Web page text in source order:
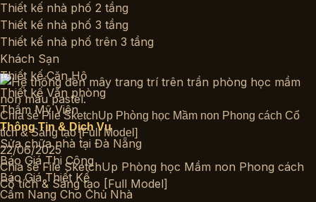
Thiết kế nhà phố 2 tầng
Thiết kế nhà phố 3 tầng
Thiết kế nhà phố trên 3 tầng
Khách Sạn
Thiết kế Căn Hộ
Thiết kế Văn phòng
Thẩm Mỹ Viện
Thông Tin & Dịch Vụ
Sửa chữa nhà tại Đà Nẵng
Báo Giá Thi Công
Báo Giá Thiết Kế
Cẩm Nang Cho Chủ Nhà
Chia sẻ File SketchUp Phòng học Mầm non Phong cách Cổ
tích & Sáng tạo [Full Model]
22/06/2025
Chia sẻ File SketchUp Phòng học Mầm non Phong cách
Cổ tích & Sáng tạo [Full Model]